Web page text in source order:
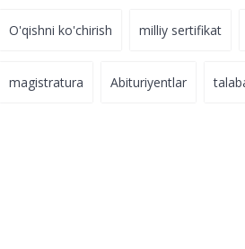
O'qishni ko'chirish milliy sertifikat
magistratura Abituriyentlar